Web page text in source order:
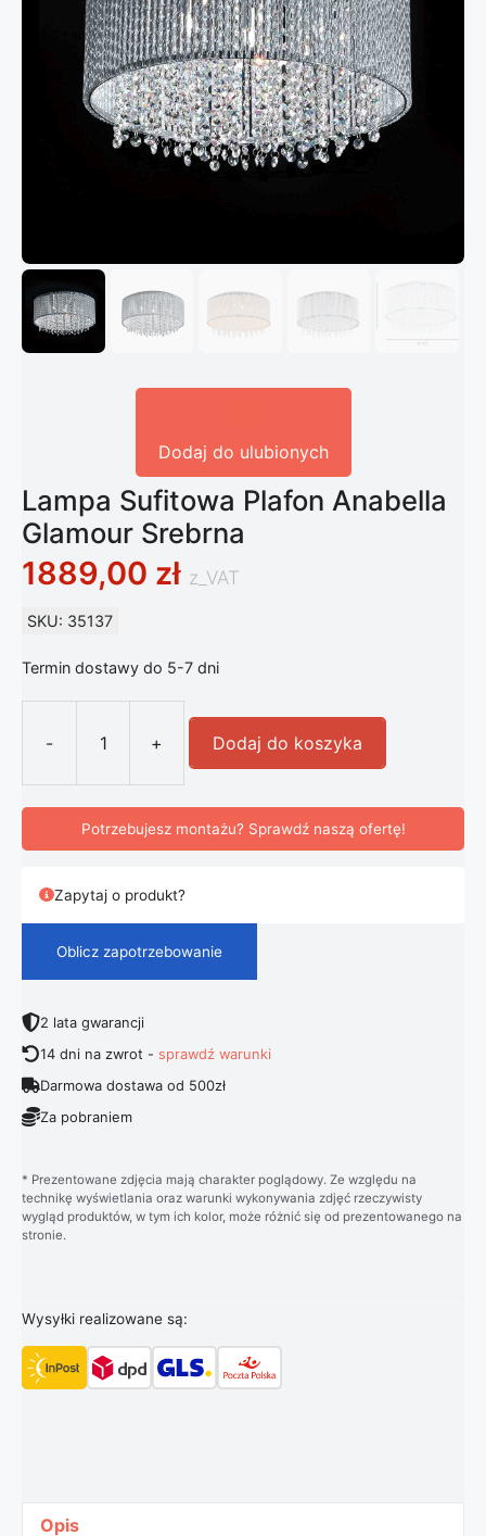
Dodaj do ulubionych
Lampa Sufitowa Plafon Anabella
Glamour Srebrna
1889,00 zł z_VAT
SKU: 35137
Termin dostawy do 5-7 dni
-
ilość Lampa Sufitowa Plafon
+ Dodaj do koszyka
Potrzebujesz montażu? Sprawdź naszą ofertę!
Zapytaj o produkt?
Oblicz zapotrzebowanie
2 lata gwarancji
14 dni na zwrot -sprawdź warunki
Darmowa dostawa od 500zł
Za pobraniem
* Prezentowane zdjęcia mają charakter poglądowy. Ze względu na
technikę wyświetlania oraz warunki wykonywania zdjęć rzeczywisty
wygląd produktów, w tym ich kolor, może różnić się od prezentowanego na
stronie.
Wysyłki realizowane są:
Opis